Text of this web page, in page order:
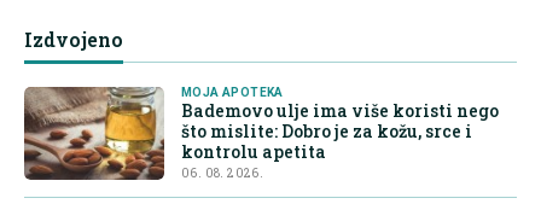
Izdvojeno
MOJA APOTEKA
Bademovo ulje ima više koristi nego
što mislite: Dobro je za kožu, srce i
kontrolu apetita
06. 08. 2026.